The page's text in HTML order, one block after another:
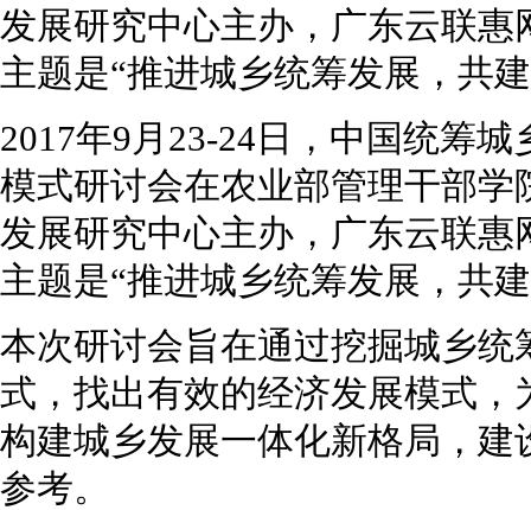
发展研究中心主办，广东云联
主题是“推进城乡统筹发展，共
2017年9月23-24日，中国统筹
模式研讨会在农业部管理干部
发展研究中心主办，广东云联
主题是“推进城乡统筹发展，共
本次研讨会旨在通过挖掘城乡
式，找出有效的经济发展模式
构建城乡发展一体化新格局，
参考。